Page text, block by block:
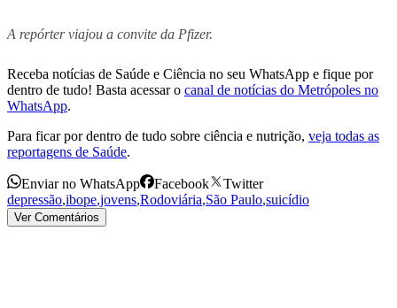
A repórter viajou a convite da Pfizer.
Receba notícias de Saúde e Ciência no seu WhatsApp e fique por
dentro de tudo! Basta acessar o canal de notícias do Metrópoles no
WhatsApp.
Para ficar por dentro de tudo sobre ciência e nutrição, veja todas as
reportagens de Saúde.
Enviar no WhatsApp Facebook
Twitter
depressão,ibope,jovens,Rodoviária,São Paulo,suicídio
Ver Comentários